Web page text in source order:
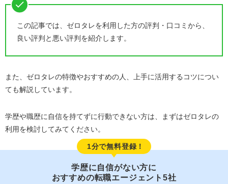
この記事では、ゼロタレを利用した方の評判・口コミから、
良い評判と悪い評判を紹介します。
また、ゼロタレの特徴やおすすめの人、上手に活用するコツについ
ても解説しています。
学歴や職歴に自信を持てずに行動できない方は、まずはゼロタレの
利用を検討してみてください。
1分で無料登録！
学歴に自信がない方に
おすすめの転職エージェント5社